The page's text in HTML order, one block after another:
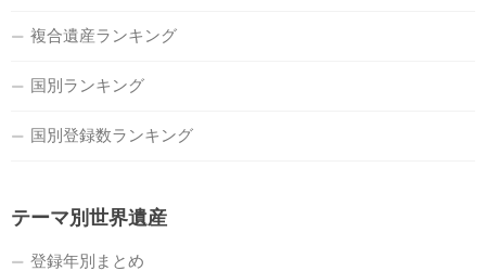
複合遺産ランキング
国別ランキング
国別登録数ランキング
テーマ別世界遺産
登録年別まとめ